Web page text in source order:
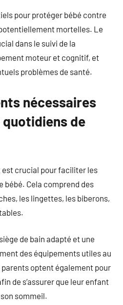
pour protéger bébé contre
mortelles. Le
dans le suivi de la
moteur et cognitif, et
problèmes de santé.
nécessaires
de
est crucial pour faciliter les
bébé. Cela comprend des
les lingettes, les biberons,
de bain adapté et une
des équipements utiles au
optent également pour
de s’assurer que leur enfant
sommeil.